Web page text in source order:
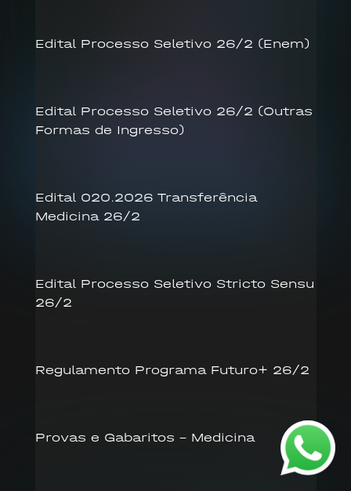
Edital Processo Seletivo 26/2 (Enem)
Edital Processo Seletivo 26/2 (Outras
Formas de Ingresso)
Edital 020.2026 Transferência
Medicina 26/2
Edital Processo Seletivo Stricto Sensu
26/2
Regulamento Programa Futuro+ 26/2
Provas e Gabaritos – Medicina